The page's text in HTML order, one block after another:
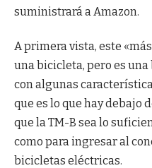
suministrará a Amazon.
A primera vista, este
una bicicleta, pero es
con algunas
que es lo que hay debajo
que la TM-B sea lo
como para ingresar al
bicicletas eléctricas.